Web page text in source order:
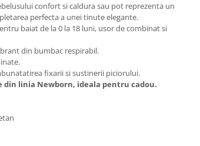
confort si caldura sau pot reprezenta un
perfecta a unei tinute elegante.
baiat de la 0 la 18 luni, usor de combinat si
din bumbac respirabil.
fixarii si sustinerii piciorului.
linia Newborn, ideala pentru cadou.